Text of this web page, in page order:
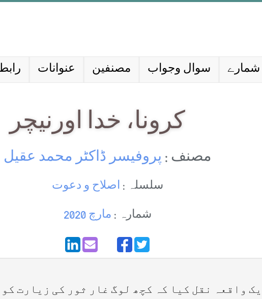
عنوانات مصنفین سوال وجواب شمارے
کرونا، خدا اورنیچر
مصنف : پروفیسر ڈاکٹر محمد عقیل
سلسلہ : اصلاح و دعوت
شمارہ : مارچ 2020
واقعہ نقل کیا کہ کچھ لوگ غار ثور کی زیارت